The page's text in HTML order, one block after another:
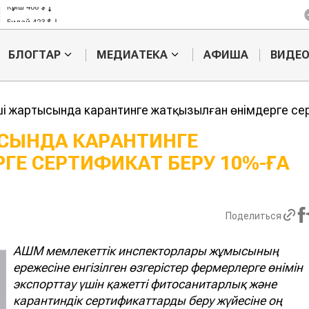
Күріш 408 $
Бидай 423 $
БЛОГТАР МЕДИАТЕКА АФИША ВИДЕО
жартысында карантинге жатқызылған өнімдерге
КАРАНТИНГЕ
СЕРТИФИКАТ БЕРУ 10%-ҒА
Поделиться
АШМ мемлекеттік инспекторлары жұмысының
ережесіне енгізілген өзгерістер фермерлерге өнімін
экспорттау үшін қажетті фитосанитарлық және
карантиндік сертификаттарды беру жүйесіне оң
Еуропаға алаяқтық
Фермерлер